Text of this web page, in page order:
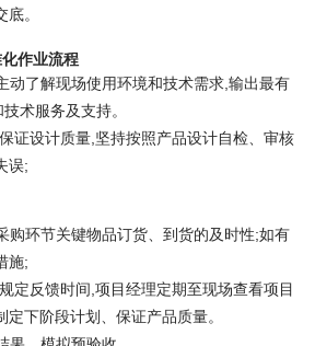
。
作业流程
动了解现场使用环境和技术需求,输出最有
术服务及支持。
证设计质量,坚持按照产品设计自检、审核
误;
购环节关键物品订货、到货的及时性;如有
施;
定反馈时间,项目经理定期至现场查看项目
下阶段计划、保证产品质量。